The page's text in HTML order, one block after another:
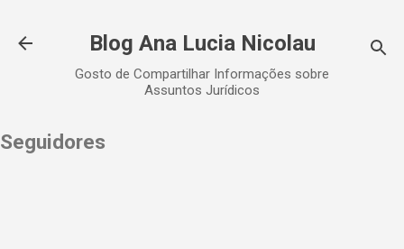
Blog Ana Lucia Nicolau
Gosto de Compartilhar Informações sobre
Assuntos Jurídicos
Seguidores